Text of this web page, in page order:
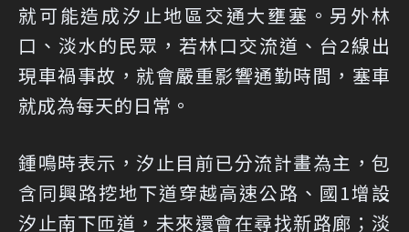
就可能造成汐止地區交通大壅塞。另外林
口、淡水的民眾，若林口交流道、台2線出
現車禍事故，就會嚴重影響通勤時間，塞車
就成為每天的日常。
鍾鳴時表示，汐止目前已分流計畫為主，包
含同興路挖地下道穿越高速公路、國1增設
汐止南下匝道，未來還會在尋找新路廊；淡